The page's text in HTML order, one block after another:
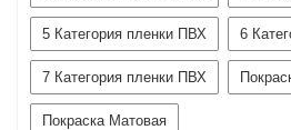
5 Категория пленки ПВХ 6
7 Категория пленки ПВХ
Покраска Матовая